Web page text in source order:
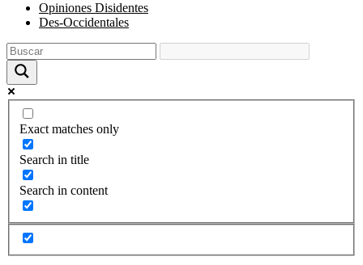
Opiniones Disidentes
Des-Occidentales
Exact matches only
Search in title
Search in content